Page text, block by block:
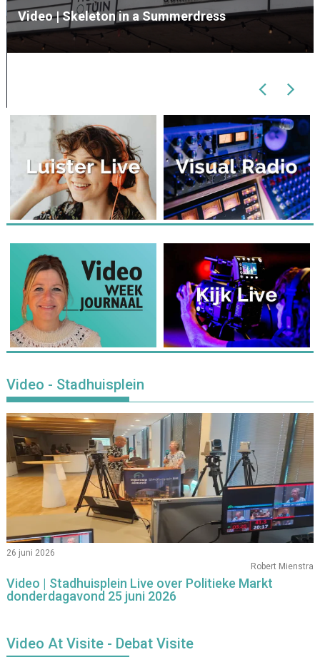
Politie plaatst stoepborden ‘getuigen
omtrent overval Elbastraat
Video - Stadhuisplein
26 juni 2026
Robert Mienstra
Video | Stadhuisplein Live over Politieke Markt
donderdagavond 25 juni 2026
Video At Visite - Debat Visite